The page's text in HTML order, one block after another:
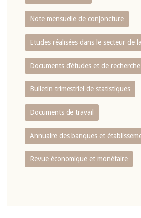
Note mensuelle de conjoncture
Etudes réalisées dans le secteur de
Documents d’études et de
Bulletin trimestriel de statistiques
Documents de travail
Annuaire des banques et
Revue économique et monétaire